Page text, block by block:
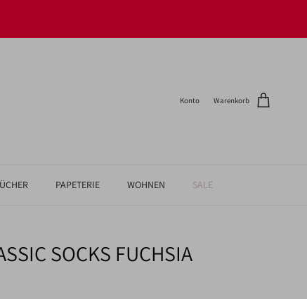
Konto Warenkorb
PAPETERIE WOHNEN SALE
SOCKS FUCHSIA